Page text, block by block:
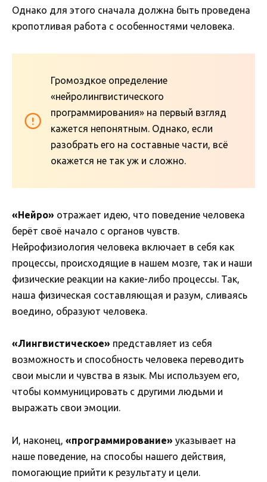
Однако для этого сначала должна быть проведена
кропотливая работа с особенностями человека.
Громоздкое определение
«нейролингвистического
программирования» на первый взгляд
кажется непонятным. Однако, если
разобрать его на составные части, всё
окажется не так уж и сложно.
«Нейро» отражает идею, что поведение человека
берёт своё начало с органов чувств.
Нейрофизиология человека включает в себя как
процессы, происходящие в нашем мозге, так и наши
физические реакции на какие-либо процессы. Так,
наша физическая составляющая и разум, сливаясь
воедино, образуют человека.
«Лингвистическое» представляет из себя
возможность и способность человека переводить
свои мысли и чувства в язык. Мы используем его,
чтобы коммуницировать с другими людьми и
выражать свои эмоции.
И, наконец, «программирование» указывает на
наше поведение, на способы нашего действия,
помогающие прийти к результату и цели.